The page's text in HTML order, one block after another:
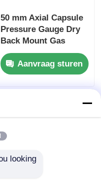
50 mm Axial Capsule
Pressure Gauge Dry
Back Mount Gas
Manometer
Aanvraag sturen
looking